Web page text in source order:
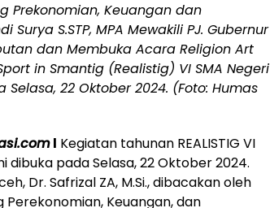
Prekonomian, Keuangan dan
Surya S.STP, MPA Mewakili PJ. Gubernur
dan Membuka Acara Religion Art
in Smantig (Realistig) VI SMA Negeri
22 Oktober 2024. (Foto: Humas
l Kegiatan tahunan REALISTIG VI
dibuka pada Selasa, 22 Oktober 2024.
Dr. Safrizal ZA, M.Si., dibacakan oleh
Perekonomian, Keuangan, dan